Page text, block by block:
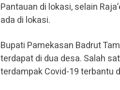
Pantauan di lokasi, selain
ada di lokasi.
Bupati Pamekasan Badrut
terdapat di dua desa. Salah
terdampak Covid-19 terbantu